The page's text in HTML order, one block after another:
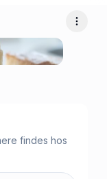
Flere
findes hos